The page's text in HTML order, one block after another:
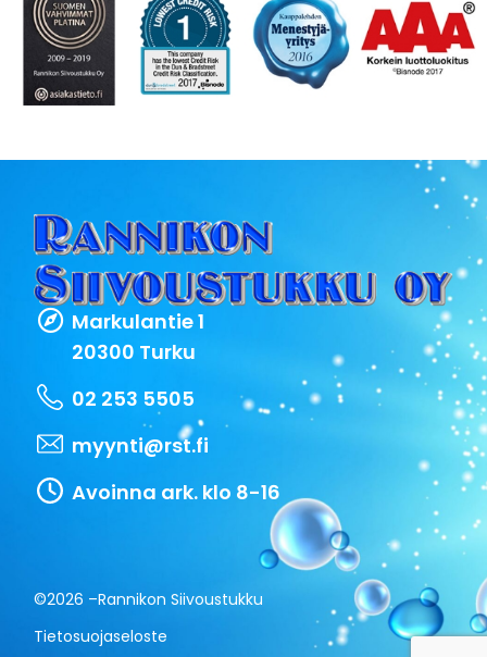
Markulantie 1
20300 Turku
02 253 5505
myynti@rst.fi
Avoinna ark. klo 8-16
©2026 –Rannikon Siivoustukku
Tietosuojaseloste